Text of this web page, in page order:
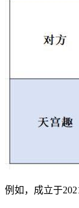
例如，成立于